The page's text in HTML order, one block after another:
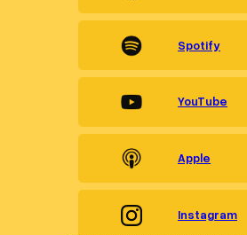
Spotify
YouTube
Apple
Instagram